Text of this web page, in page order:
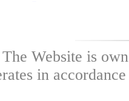
The Website is
in